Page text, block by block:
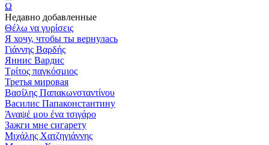
Ω
Недавно добавленные
Θέλω να γυρίσεις
Я хочу, чтобы ты вернулась
Γιάννης Βαρδής
Яннис Вардис
Τρίτος παγκόσμιος
Третья мировая
Βασίλης Παπακωνσταντίνου
Василис Папаконстантину
Άναψέ μου ένα τσιγάρο
Зажги мне сигарету
Μιχάλης Χατζηγιάννης